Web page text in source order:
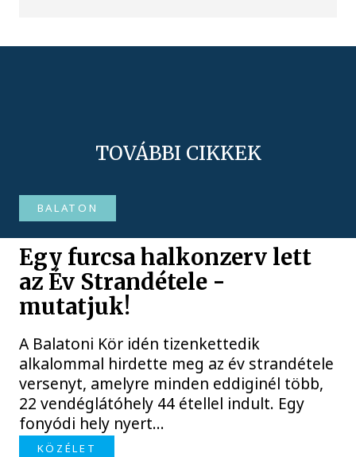
TOVÁBBI CIKKEK
BALATON
Egy furcsa halkonzerv lett
az Év Strandétele -
mutatjuk!
A Balatoni Kör idén tizenkettedik
alkalommal hirdette meg az év strandétele
versenyt, amelyre minden eddiginél több,
22 vendéglátóhely 44 étellel indult. Egy
fonyódi hely nyert...
KÖZÉLET